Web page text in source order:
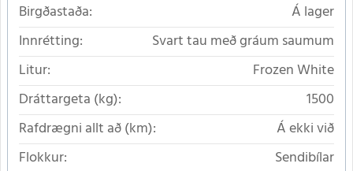
Birgðastaða:
Á lager
Innrétting:
Svart tau með gráum saumum
Litur:
Frozen White
Dráttargeta (kg):
1500
Rafdrægni allt að (km):
Á ekki við
Flokkur:
Sendibílar